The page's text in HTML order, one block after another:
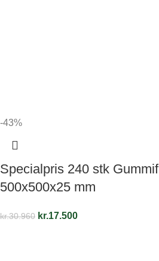
-43%
Specialpris 240 stk
500x500x25 mm
kr.30.960 kr.17.500